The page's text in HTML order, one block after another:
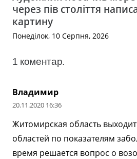
через пів століття
картину
Понеділок, 10 Серпня, 2026
1 коментар.
Владимир
20.11.2020 16:36
Житомирская область
областей по показателям
время решается вопрос о